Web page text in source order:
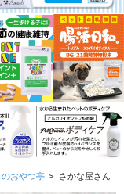
おやつ亭 > さかな屋さん